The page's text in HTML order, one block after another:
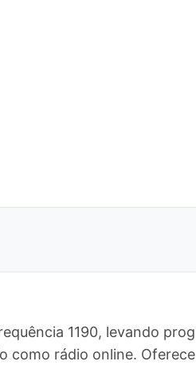
1190, levando
como rádio online.